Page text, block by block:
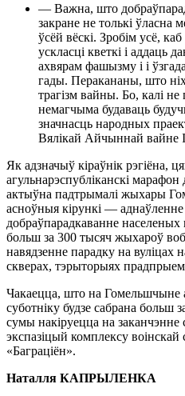
— Важна, што
закране не толькі ўласна
ўсёй вёскі. Зробім усё,
ускласці кветкі і аддаць
ахвярам фашызму і і
гады. Перакананы, што
трагізм вайны. Бо, калі не
немагчыма будаваць
значнасць народных
Вялікай Айчыннай вайне
Як адзначыў кіраўнік рэгіёна,
агульнарэспубліканскі марафон
актыўна падтрымалі жыхары
асноўныя кірункі — аднаўленне
добраўпарадкаванне
больш за 300 тысяч жыхароў
навядзенне парадку на вуліцах
скверах, тэрыторыях
Чакаецца, што на Гомельшчыне
суботніку будзе сабрана больш
сумы накіруецца на
экспазіцый комплексу
«Баграціён».
Наталля КАПРЫЛЕНКА